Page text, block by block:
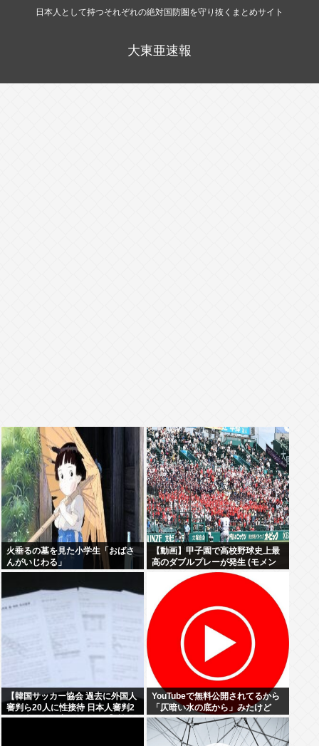
日本人として持つそれぞれの絶対国防圏を守り抜くまとめサイト
大東亜速報
火垂るの墓を見た小学生「おばさ
んがいじわる」
【動画】甲子園で高校野球史上最
高のダブルプレーが発生 (モメン
らの想像の25倍は史上最高)これも
うプロ野球超えてるだろ…
【韓国サッカー協会 過去に外国人
審判ら20人に性接待 日本人審判2
人も含む…一度も負けなし】韓国
YouTubeで無料公開されてるから
「仄暗い水の底から」みたけど